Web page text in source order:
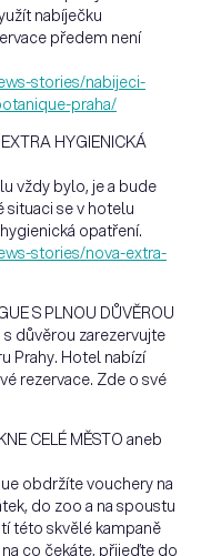
nabíječku
předem není
stories/nabijeci-
praha/
HYGIENICKÁ
vždy bylo, je a bude
situaci se v hotelu
opatření.
stories/nova-extra-
S PLNOU DŮVĚROU
s důvěrou zarezervujte
Prahy. Hotel nabízí
rezervace. Zde o své
CELÉ MĚSTO aneb
obdržíte vouchery na
do zoo a na spoustu
této skvělé kampaně
na co čekáte, přijeďte do